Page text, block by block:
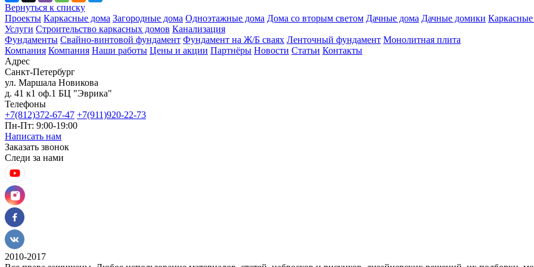
Вернуться к списку
Проекты Каркасные дома Загородные дома Одноэтажные дома Дома со вторым светом Дачные дома Дачные домики
Услуги Строительство каркасных домов Канализация
Фундаменты Свайно-винтовой фундамент Фундамент на Ж/Б сваях Ленточный фундамент Монолитная плита
Компания Компания Наши работы Цены и акции Партнёры Новости Статьи Контакты
Адрес
Санкт-Петербург
ул. Маршала Новикова
д. 41 к1 оф.1 БЦ "Эврика"
Телефоны
+7(812)372-67-47 +7(911)920-22-73
Пн-Пт: 9:00-19:00
Написать нам
Заказать звонок
Следи за нами
2010-2017